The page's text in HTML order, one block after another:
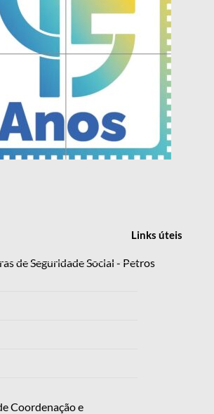
Linksúteis
de Seguridade Social - Petros
Coordenação e